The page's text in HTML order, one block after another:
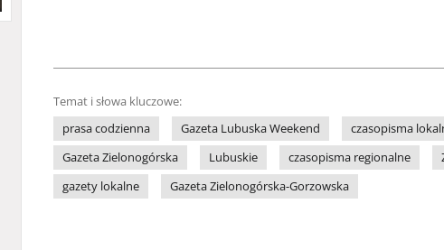
Temat i słowa kluczowe:
prasa codzienna
Gazeta Lubuska Weekend czasopisma
Gazeta Zielonogórska
Lubuskie czasopisma regionalne
gazety lokalne
Gazeta Zielonogórska-Gorzowska